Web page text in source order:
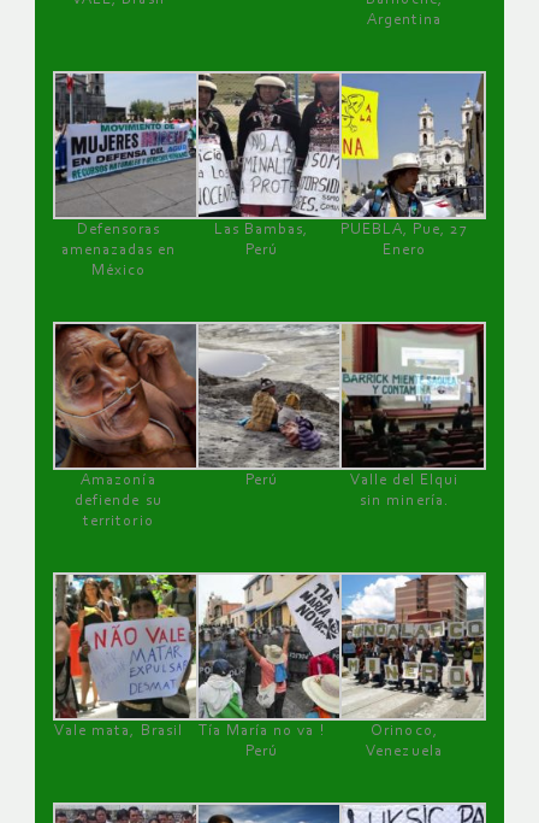
Argentina
Defensoras
amenazadas en
México
Las Bambas,
Perú
PUEBLA, Pue, 27
Enero
Amazonía
defiende su
territorio
Perú
Valle del Elqui
sin minería.
Vale mata, Brasil
Tía María no va !
Perú
Orinoco,
Venezuela